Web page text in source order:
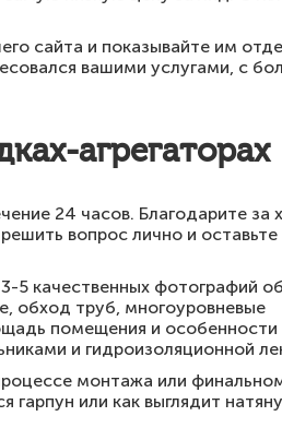
сайта и показывайте им
вашими услугами, с
агрегаторах
24 часов. Благодарите за
вопрос лично и
5 качественных фотографий
обход труб, многоуровневые
помещения и
и гидроизоляционной
монтажа или
гарпун или как выглядит